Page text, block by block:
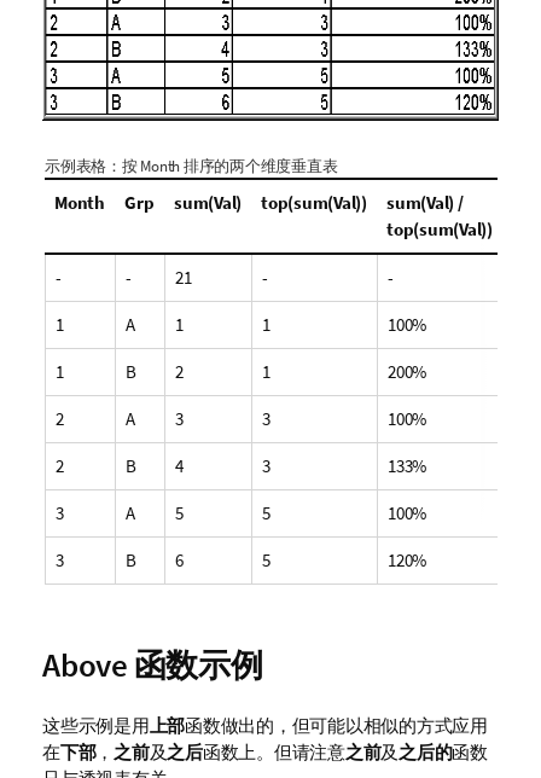
示例表格：按Month排序的两个维度垂直表
Month Grp sum(Val) top(sum(Val))
sum(Val) /
top(sum(Val))
- - 21 - -
1 A 1 1 100%
1 B 2 1 200%
2 A 3 3 100%
2 B 4 3 133%
3 A 5 5 100%
3 B 6 5 120%
Above 函数示例
这些示例是用上部函数做出的，但可能以相似的方式应用
在下部， 之前及之后函数上。但请注意之前及之后的函数